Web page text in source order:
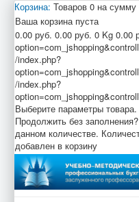
Корзина: Товаров 0 на сумму
Ваша корзина пуста
0.00 руб. 0.00 руб. 0 Kg 0.00
/index.php?
/index.php?
Выберите параметры товара.
Продолжить без заполнения?
данном количестве.
добавлен в корзину